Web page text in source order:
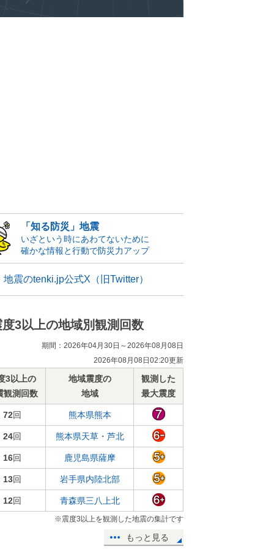
「知る防災」地震
いざという時にあわてないために
確かな情報と行動で防災力アップ
地震のtenki.jp公式X（旧Twitter）
度3以上の地域別観測回数
期間：2026年04月30日～2026年08月08日
2026年08月08日02:20更新
3以上の
観測回数
地域震度の
地域
観測した
最大震度
72回 熊本県熊本
24回 熊本県天草・芦北
16回 鹿児島県薩摩
13回 岩手県内陸北部
12回 青森県三八上北
※震度3以上を観測した地震の集計です
もっと見る